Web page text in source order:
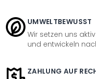
UMWELTBEWUSST
Wir setzen uns
und entwickeln
ZAHLUNG AUF